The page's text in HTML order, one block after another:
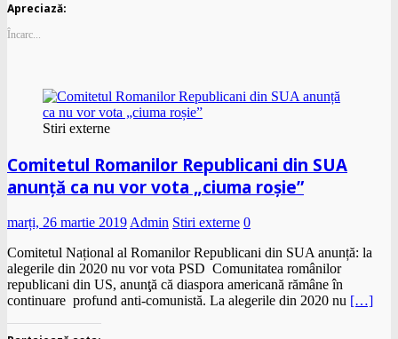
Apreciază:
Încarc...
Stiri externe
Comitetul Romanilor Republicani din SUA
anunță ca nu vor vota „ciuma roșie”
marți, 26 martie 2019 Admin Stiri externe 0
Comitetul Național al Romanilor Republicani din SUA anunță: la
alegerile din 2020 nu vor vota PSD Comunitatea românilor
republicani din US, anunţă că diaspora americană rămâne în
continuare profund anti-comunistă. La alegerile din 2020 nu […]